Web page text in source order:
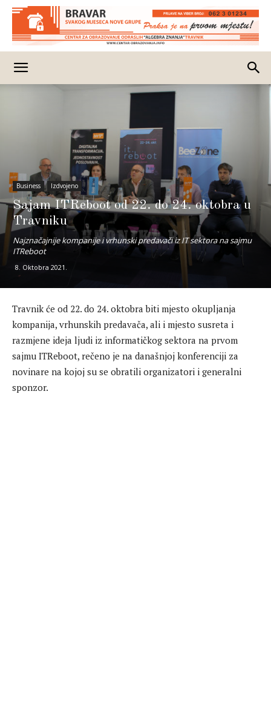
Business Izdvojeno
Sajam ITReboot od 22. do 24. oktobra u
Travniku
Najznačajnije kompanije i vrhunski predavači iz IT sektora na sajmu
ITReboot
8. Oktobra 2021.
Travnik će od 22. do 24. oktobra biti mjesto okupljanja
kompanija, vrhunskih predavača, ali i mjesto susreta i
razmjene ideja ljudi iz informatičkog sektora na prvom
sajmu ITReboot, rečeno je na današnjoj konferenciji za
novinare na kojoj su se obratili organizatori i generalni
sponzor.